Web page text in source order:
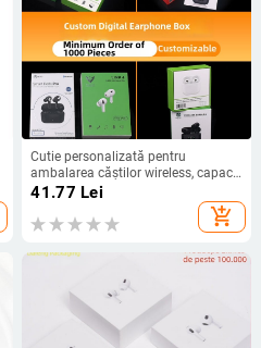
Cutie personalizată pentru
ambalarea căștilor wireless, capac
cu două părți, carton cu folie de aur
41.77 Lei
add_shopping_cart